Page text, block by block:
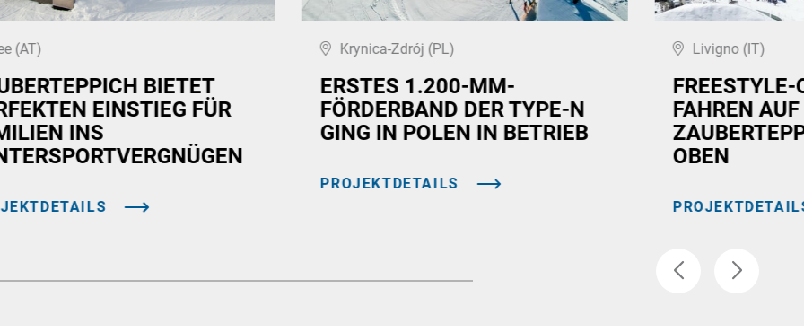
(AT)
BIETET
EINSTIEG FÜR
INS
Krynica-Zdrój (PL)
ERSTES 1.200-MM-
FÖRDERBAND DER TYPE-N
GING IN POLEN IN BETRIEB
PROJEKTDETAILS
Livigno (IT)
FAHREN
OBEN